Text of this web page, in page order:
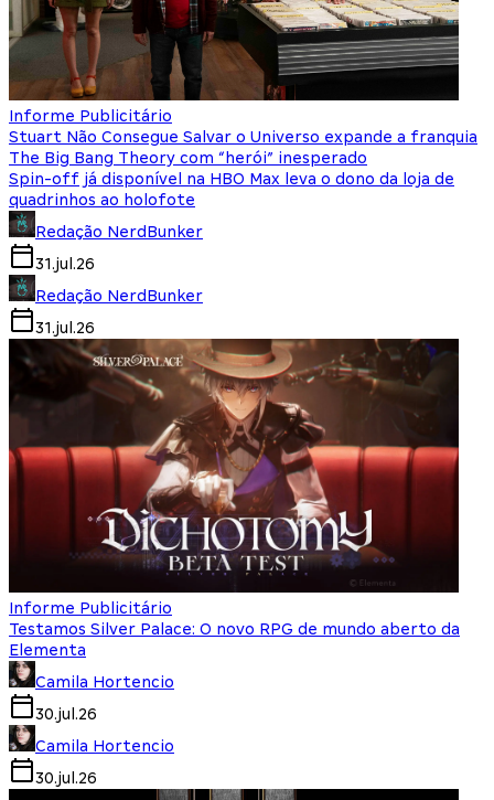
Informe Publicitário
Stuart Não Consegue Salvar o Universo expande a franquia
The Big Bang Theory com “herói” inesperado
Spin-off já disponível na HBO Max leva o dono da loja de
quadrinhos ao holofote
Redação NerdBunker
31.jul.26
Redação NerdBunker
31.jul.26
Informe Publicitário
Testamos Silver Palace: O novo RPG de mundo aberto da
Elementa
Camila Hortencio
30.jul.26
Camila Hortencio
30.jul.26